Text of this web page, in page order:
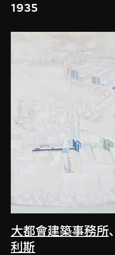
1935
大都會建築事務所、
利斯